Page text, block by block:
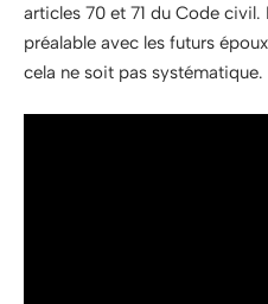
articles 70 et 71 du Code civil.
préalable avec les futurs
cela ne soit pas systématique.